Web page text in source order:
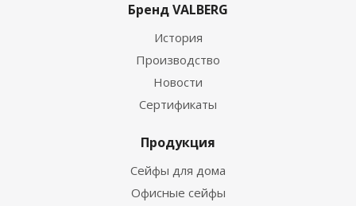
Бренд VALBERG
История
Производство
Новости
Сертификаты
Продукция
Сейфы для дома
Офисные сейфы